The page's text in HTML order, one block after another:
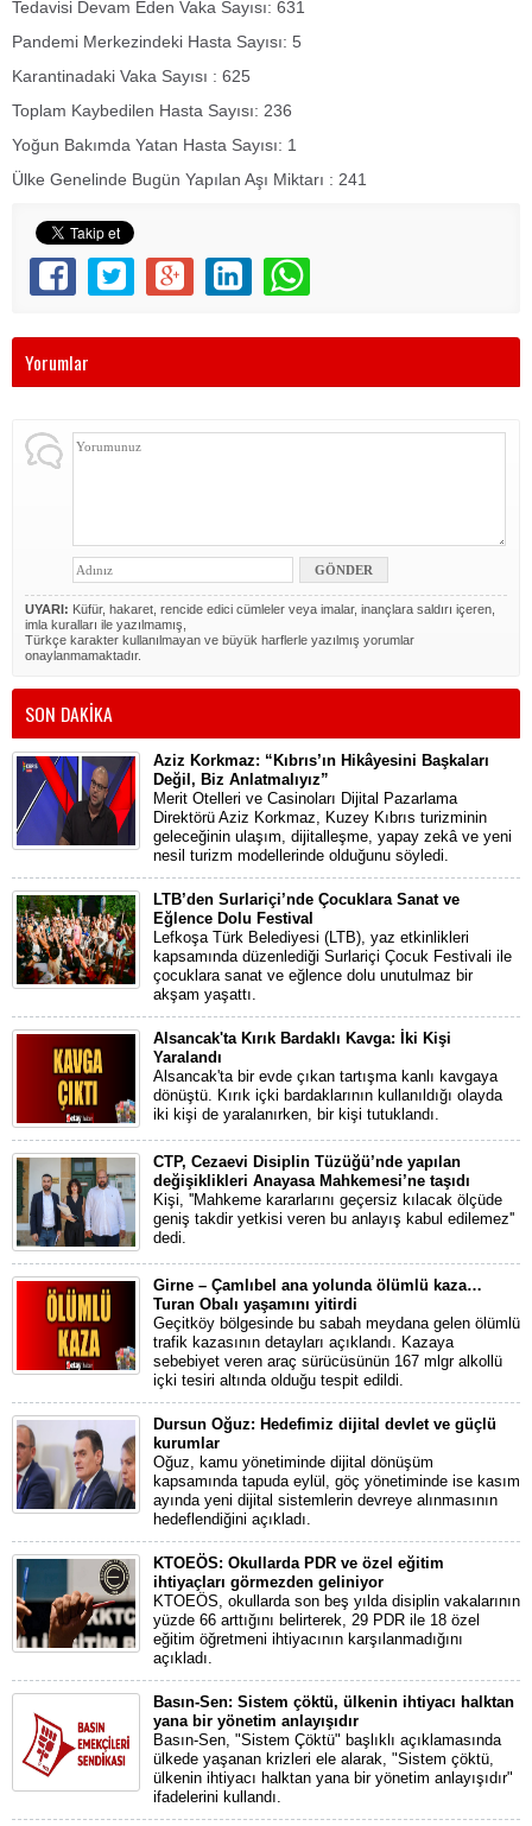
Tedavisi Devam Eden Vaka Sayısı: 631
Pandemi Merkezindeki Hasta Sayısı: 5
Karantinadaki Vaka Sayısı : 625
Toplam Kaybedilen Hasta Sayısı: 236
Yoğun Bakımda Yatan Hasta Sayısı: 1
Ülke Genelinde Bugün Yapılan Aşı Miktarı : 241
Yorumlar
UYARI: Küfür, hakaret, rencide edici cümleler veya imalar, inançlara saldırı içeren,
imla kuralları ile yazılmamış,
Türkçe karakter kullanılmayan ve büyük harflerle yazılmış yorumlar
onaylanmamaktadır.
SON DAKİKA
Aziz Korkmaz: “Kıbrıs’ın Hikâyesini Başkaları
Değil, Biz Anlatmalıyız”
Merit Otelleri ve Casinoları Dijital Pazarlama
Direktörü Aziz Korkmaz, Kuzey Kıbrıs turizminin
geleceğinin ulaşım, dijitalleşme, yapay zekâ ve yeni
nesil turizm modellerinde olduğunu söyledi.
LTB’den Surlariçi’nde Çocuklara Sanat ve
Eğlence Dolu Festival
Lefkoşa Türk Belediyesi (LTB), yaz etkinlikleri
kapsamında düzenlediği Surlariçi Çocuk Festivali ile
çocuklara sanat ve eğlence dolu unutulmaz bir
akşam yaşattı.
Alsancak'ta Kırık Bardaklı Kavga: İki Kişi
Yaralandı
Alsancak'ta bir evde çıkan tartışma kanlı kavgaya
dönüştü. Kırık içki bardaklarının kullanıldığı olayda
iki kişi de yaralanırken, bir kişi tutuklandı.
CTP, Cezaevi Disiplin Tüzüğü’nde yapılan
değişiklikleri Anayasa Mahkemesi’ne taşıdı
Kişi, ''Mahkeme kararlarını geçersiz kılacak ölçüde
geniş takdir yetkisi veren bu anlayış kabul edilemez''
dedi.
Girne – Çamlıbel ana yolunda ölümlü kaza…
Turan Obalı yaşamını yitirdi
Geçitköy bölgesinde bu sabah meydana gelen ölümlü
trafik kazasının detayları açıklandı. Kazaya
sebebiyet veren araç sürücüsünün 167 mlgr alkollü
içki tesiri altında olduğu tespit edildi.
Dursun Oğuz: Hedefimiz dijital devlet ve güçlü
kurumlar
Oğuz, kamu yönetiminde dijital dönüşüm
kapsamında tapuda eylül, göç yönetiminde ise kasım
ayında yeni dijital sistemlerin devreye alınmasının
hedeflendiğini açıkladı.
KTOEÖS: Okullarda PDR ve özel eğitim
ihtiyaçları görmezden geliniyor
KTOEÖS, okullarda son beş yılda disiplin vakalarının
yüzde 66 arttığını belirterek, 29 PDR ile 18 özel
eğitim öğretmeni ihtiyacının karşılanmadığını
açıkladı.
Basın-Sen: Sistem çöktü, ülkenin ihtiyacı halktan
yana bir yönetim anlayışıdır
Basın-Sen, "Sistem Çöktü" başlıklı açıklamasında
ülkede yaşanan krizleri ele alarak, "Sistem çöktü,
ülkenin ihtiyacı halktan yana bir yönetim anlayışıdır"
ifadelerini kullandı.